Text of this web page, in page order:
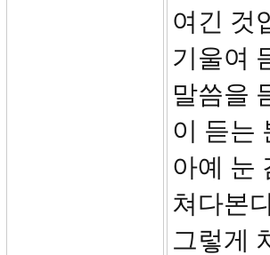
여긴 것
기울여
말씀을
이 듣는
아예 눈
쳐다본
그렇게